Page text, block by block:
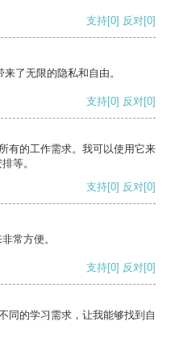
支持[0] 反对[0]
了无限的隐私和自由。
支持[0] 反对[0]
有的工作需求。我可以使用它来
等。
支持[0] 反对[0]
常方便。
支持[0] 反对[0]
同的学习需求，让我能够找到自